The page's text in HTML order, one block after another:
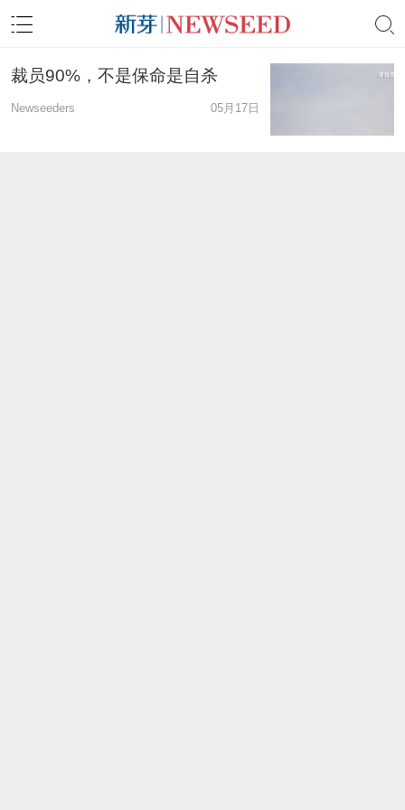
裁员90%，不是保命是自杀
Newseeders 05月17日